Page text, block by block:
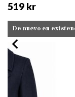
519 kr
De nuevo en